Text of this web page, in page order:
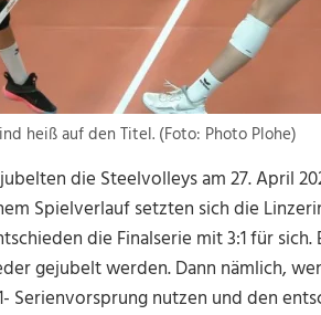
heiß auf den Titel. (Foto: Photo Plohe)
die Steelvolleys am 27. April
Spielverlauf setzten sich die
die Finalserie mit 3:1 für
gejubelt werden. Dann nämlich,
Serienvorsprung nutzen und den